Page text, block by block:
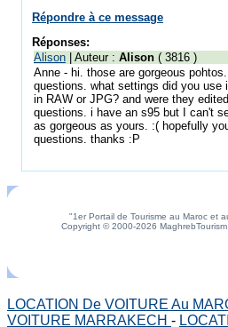
Répondre à ce message
Réponses:
Alison | Auteur : Alison ( 3816 )
Anne - hi. those are gorgeous
questions. what settings did you use
in RAW or JPG? and were they
questions. i have an s95 but I can't
as gorgeous as yours. :( hopefully
questions. thanks :P
"1er Portail de Tourisme au Maroc et
Copyright © 2000-2026
LOCATION De VOITURE Au
VOITURE MARRAKECH -